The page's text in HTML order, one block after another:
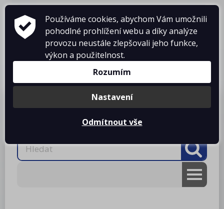
Košík je prázdný
O firmě
Projekty kuchyní
Ke stažení
Používáme cookies, abychom Vám umožnili
pohodlné prohlížení webu a díky analýze
provozu neustále zlepšovali jeho funkce,
výkon a použitelnost.
Rozumím
Nastavení
Odmítnout vše